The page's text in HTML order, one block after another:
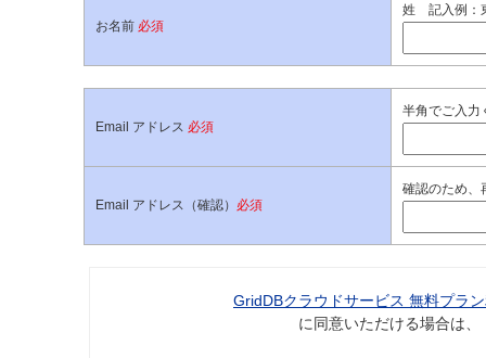
お名前 必須
姓 記入例：
Email アドレス 必須
半角でご入力
Email アドレス（確認） 必須
確認のため、
GridDBクラウドサービス 無料プラ
に同意いただける場合は